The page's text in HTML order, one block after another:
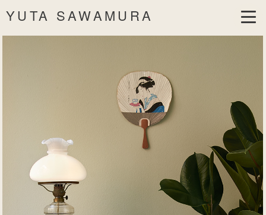
YUTA SAWAMURA